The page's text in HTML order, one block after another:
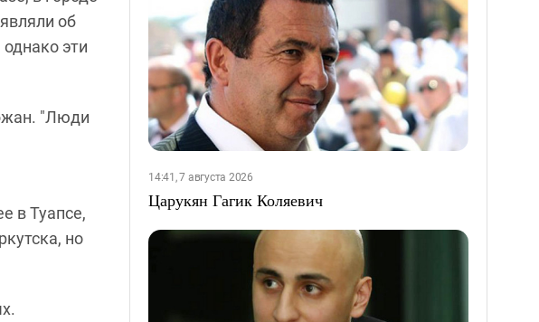
об
эти
"Люди
в Туапсе,
но
14:41, 7 августа 2026
Царукян Гагик Коляевич